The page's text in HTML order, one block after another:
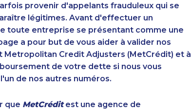
provenir d'appelants frauduleux qui se
légitimes. Avant d'effectuer un
toute entreprise se présentant comme une
a pour but de vous aider à valider nos
Metropolitan Credit Adjusters (MetCrédit) et à
de votre dette si nous vous
de nos autres numéros.
que MetCréditest une agence de